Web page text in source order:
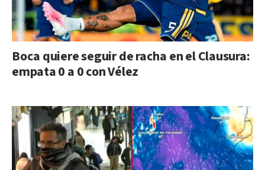
Boca quiere seguir de racha en el Clausura:
empata 0 a 0 con Vélez